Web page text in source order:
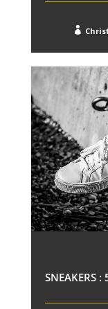

SNEAKERS :